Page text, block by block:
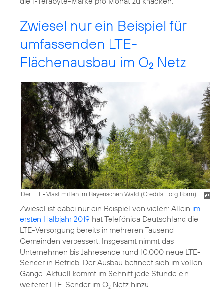
Zwiesel nur ein Beispiel für
umfassenden LTE-
Flächenausbau im O2 Netz
Der LTE-Mast mitten im Bayerischen Wald (Credits: Jörg Borm)
Zwiesel ist dabei nur ein Beispiel von vielen: Allein im
ersten Halbjahr 2019 hat Telefónica Deutschland die
LTE-Versorgung bereits in mehreren Tausend
Gemeinden verbessert. Insgesamt nimmt das
Unternehmen bis Jahresende rund 10.000 neue LTE-
Sender in Betrieb. Der Ausbau befindet sich im vollen
Gange. Aktuell kommt im Schnitt jede Stunde ein
weiterer LTE-Sender im O2 Netz hinzu.